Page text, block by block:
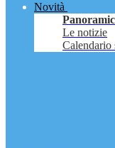
Novità
Le notizie
Calendario